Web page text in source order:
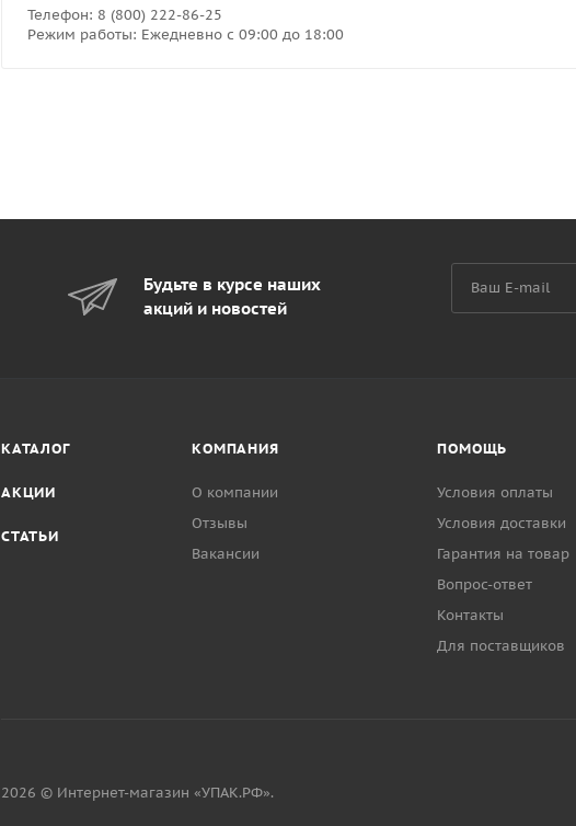
Телефон: 8 (800) 222-86-25
Режим работы: Ежедневно с 09:00 до 18:00
Будьте в курсе наших
акций и новостей
КАТАЛОГ
АКЦИИ
СТАТЬИ
КОМПАНИЯ
О компании
Отзывы
Вакансии
ПОМОЩЬ
Условия оплаты
Условия доставки
Гарантия на товар
Вопрос-ответ
Контакты
Для поставщиков
2026 © Интернет-магазин «УПАК.РФ».